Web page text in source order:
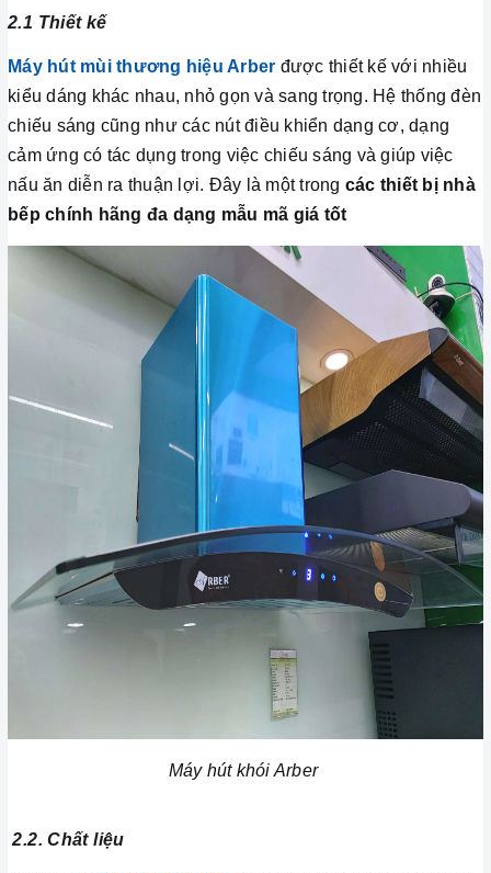
2.1 Thiết kế
Máy hút mùi thương hiệu Arber được thiết kế với nhiều
kiểu dáng khác nhau, nhỏ gọn và sang trọng. Hệ thống đèn
chiếu sáng cũng như các nút điều khiển dạng cơ, dạng
cảm ứng có tác dụng trong việc chiếu sáng và giúp việc
nấu ăn diễn ra thuận lợi. Đây là một trong các thiết bị nhà
bếp chính hãng đa dạng mẫu mã giá tốt
Máy hút khói Arber
2.2. Chất liệu